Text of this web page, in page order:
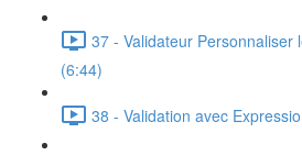
37 - Validateur Personnaliser
(6:44)
38 - Validation avec